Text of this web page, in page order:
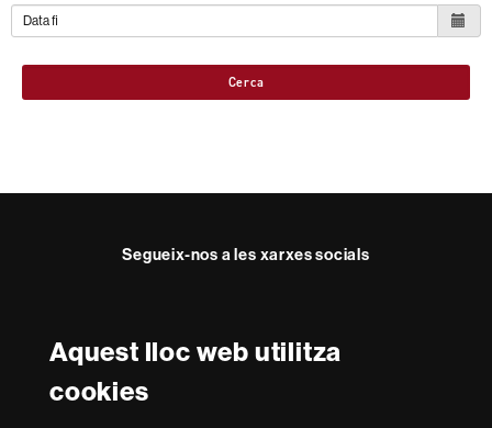
Aquest lloc web utilitza
cookies
Cerca
Segueix-nos a les xarxes socials
FacultatUAB
Reconeixement internacional de l'excel·lència